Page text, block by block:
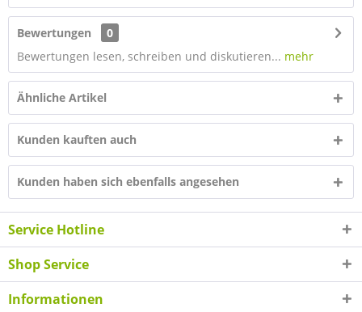
Bewertungen
0
Bewertungen lesen, schreiben und diskutieren... mehr
Ähnliche Artikel
Kunden kauften auch
Kunden haben sich ebenfalls angesehen
Service Hotline
Shop Service
Informationen